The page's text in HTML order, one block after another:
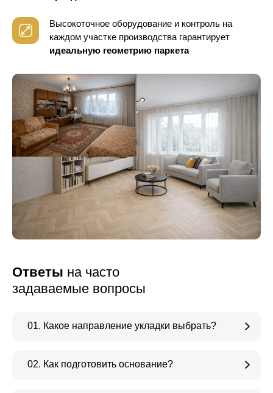
Высокоточное оборудование и контроль на
каждом участке производства гарантирует
идеальную геометрию паркета
Ответы на часто
задаваемые вопросы
01. Какое направление укладки выбрать?
02. Как подготовить основание?